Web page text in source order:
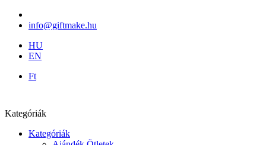
info@giftmake.hu
HU
EN
Ft
Kategóriák
Kategóriák